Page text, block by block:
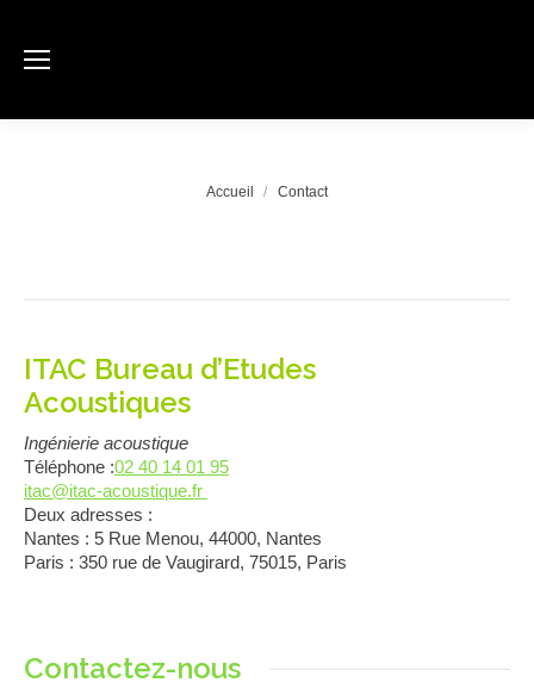
Accueil Contact
ITAC Bureau d’Etudes
Acoustiques
Ingénierie acoustique
Téléphone :02 40 14 01 95
itac@itac-acoustique.fr
Deux adresses :
Nantes : 5 Rue Menou, 44000, Nantes
Paris : 350 rue de Vaugirard, 75015, Paris
Contactez-nous